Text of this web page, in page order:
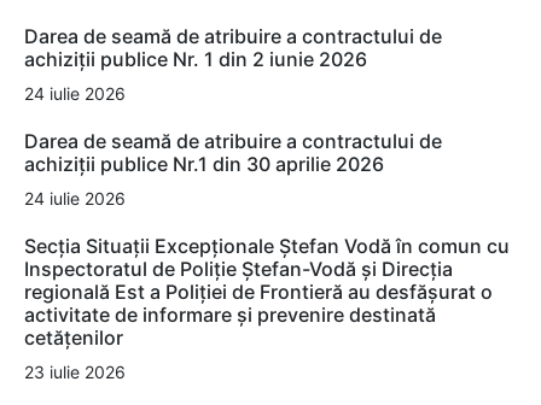
Darea de seamă de atribuire a contractului de
achiziții publice Nr. 1 din 2 iunie 2026
24 iulie 2026
Darea de seamă de atribuire a contractului de
achiziții publice Nr.1 din 30 aprilie 2026
24 iulie 2026
Secția Situații Excepționale Ștefan Vodă în comun cu
Inspectoratul de Poliție Ștefan-Vodă și Direcția
regională Est a Poliției de Frontieră au desfășurat o
activitate de informare și prevenire destinată
cetățenilor
23 iulie 2026